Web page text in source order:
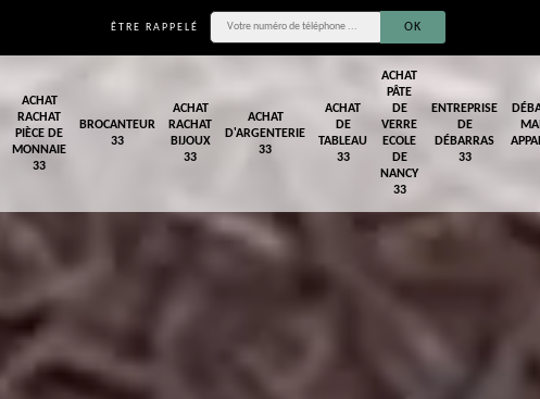
ÊTRE RAPPELÉ
ACHAT
RACHAT
PIÈCE DE
MONNAIE
33
BROCANTEUR
33
ACHAT
RACHAT
BIJOUX
33
ACHAT
D'ARGENTERIE
33
ACHAT
DE
TABLEAU
33
ACHAT
PÂTE
DE
VERRE
ECOLE
DE
NANCY
33
ENTREPRISE
DE
DÉBARRAS
33